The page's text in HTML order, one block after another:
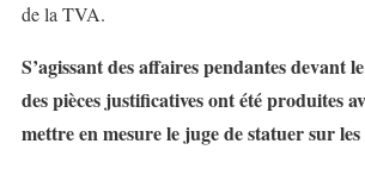
de la TVA.
S’agissant des affaires pendantes
des pièces justificatives ont été produites
mettre en mesure le juge de statuer sur